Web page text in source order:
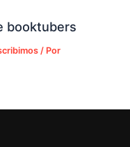
booktubers
/ Por